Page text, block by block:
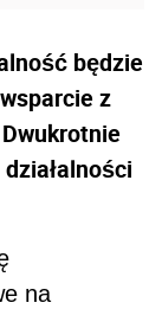
będzie
z
na